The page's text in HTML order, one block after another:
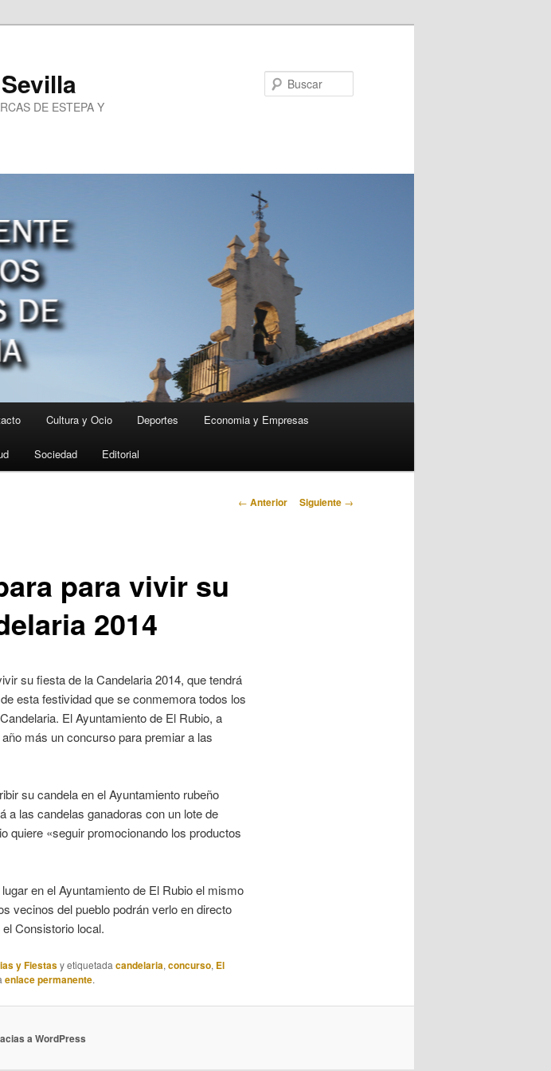
DE ESTEPA Y
Cultura y Ocio Deportes Economia y Empresas
Sociedad Editorial
Navegación
← Anterior Siguiente →
para vivir su
2014
su fiesta de la Candelaria 2014, que tendrá
esta festividad que se conmemora todos los
El Ayuntamiento de El Rubio, a
más un concurso para premiar a las
su candela en el Ayuntamiento rubeño
a las candelas ganadoras con un lote de
quiere «seguir promocionando los productos
en el Ayuntamiento de El Rubio el mismo
vecinos del pueblo podrán verlo en directo
Consistorio local.
y Fiestasy etiquetada candelaria, concurso, El
enlace permanente.
a WordPress